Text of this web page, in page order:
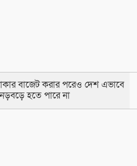
বাজেট করার পরেও দেশ এভাবে
হতে পারে না